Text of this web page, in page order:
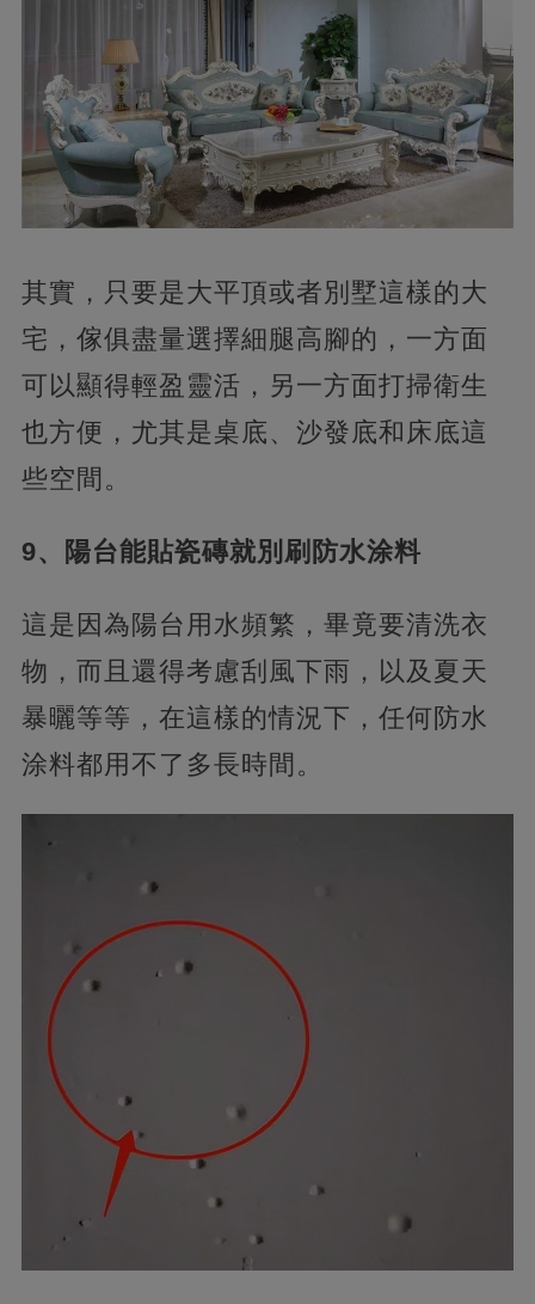
其實，只要是大平頂或者別墅這樣的大
宅，傢俱盡量選擇細腿高腳的，一方面
可以顯得輕盈靈活，另一方面打掃衛生
也方便，尤其是桌底、沙發底和床底這
些空間。
9、陽台能貼瓷磚就別刷防水涂料
這是因為陽台用水頻繁，畢竟要清洗衣
物，而且還得考慮刮風下雨，以及夏天
暴曬等等，在這樣的情況下，任何防水
涂料都用不了多長時間。